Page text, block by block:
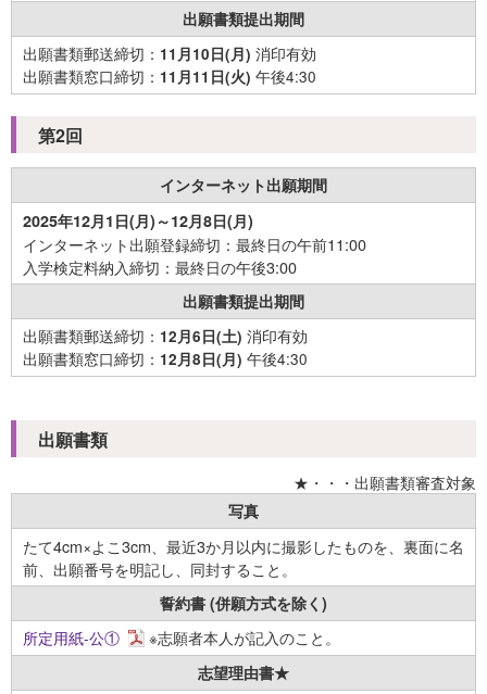
出願書類提出期間
出願書類郵送締切： 11月10日(月) 消印有効
出願書類窓口締切： 11月11日(火) 午後4:30
第2回
インターネット出願期間
2025年12月1日(月)～12月8日(月)
インターネット出願登録締切：最終日の午前11:00
入学検定料納入締切：最終日の午後3:00
出願書類提出期間
出願書類郵送締切： 12月6日(土) 消印有効
出願書類窓口締切： 12月8日(月) 午後4:30
出願書類
★・・・出願書類審査対象
写真
たて4cm×よこ3cm、最近3か月以内に撮影したものを、裏面に名
前、出願番号を明記し、同封すること。
誓約書 (併願方式を除く)
所定用紙-公①
※志願者本人が記入のこと。
志望理由書★